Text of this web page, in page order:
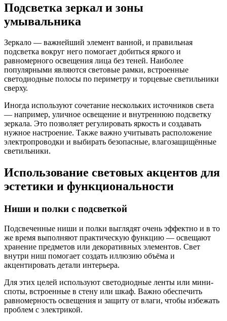
Подсветка зеркал и зоны
умывальника
Зеркало — важнейший элемент ванной, и правильная
подсветка вокруг него помогает добиться яркого и
равномерного освещения лица без теней. Наиболее
популярными являются световые рамки, встроенные
светодиодные полосы по периметру и торцевые светильники
сверху.
Иногда используют сочетание нескольких источников света
— например, уличное освещение и внутреннюю подсветку
зеркала. Это позволяет регулировать яркость и создавать
нужное настроение. Также важно учитывать расположение
электропроводки и выбирать безопасные, влагозащищённые
светильники.
Использование световых акцентов для
эстетики и функциональности
Ниши и полки с подсветкой
Подсвеченные ниши и полки выглядят очень эффектно и в то
же время выполняют практическую функцию — освещают
хранение предметов или декоративных элементов. Свет
внутри ниш помогает создать иллюзию объёма и
акцентировать детали интерьера.
Для этих целей используют светодиодные ленты или мини-
споты, встроенные в стену или шкаф. Важно обеспечить
равномерность освещения и защиту от влаги, чтобы избежать
проблем с электрикой.